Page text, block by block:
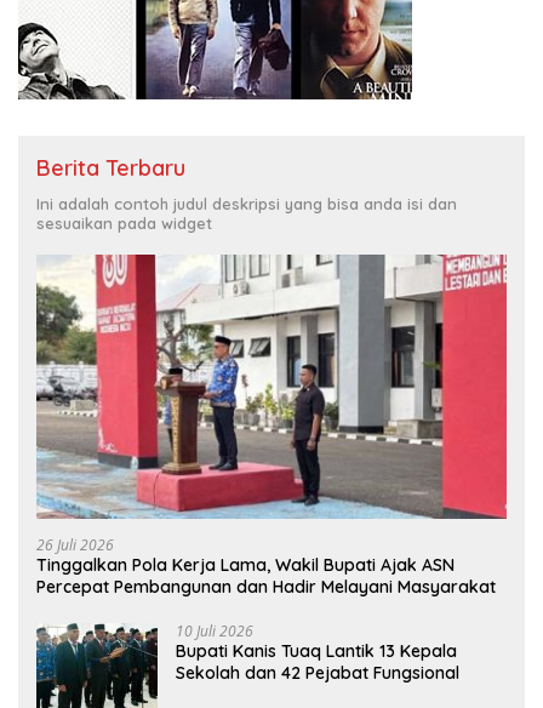
Berita Terbaru
Ini adalah contoh judul deskripsi yang bisa anda isi dan
sesuaikan pada widget
26 Juli 2026
Tinggalkan Pola Kerja Lama, Wakil Bupati Ajak ASN
Percepat Pembangunan dan Hadir Melayani Masyarakat
10 Juli 2026
Bupati Kanis Tuaq Lantik 13 Kepala
Sekolah dan 42 Pejabat Fungsional